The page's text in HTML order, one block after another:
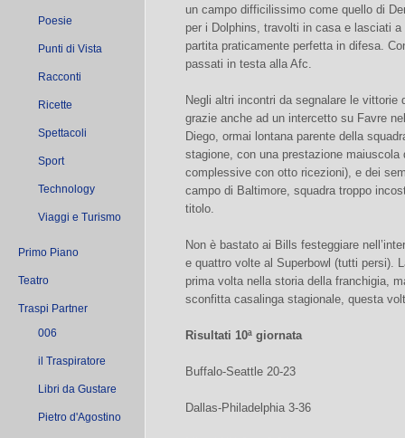
Poesie
Punti di Vista
Racconti
Ricette
Spettacoli
Sport
Technology
Viaggi e Turismo
Primo Piano
Teatro
Traspi Partner
006
il Traspiratore
Libri da Gustare
Pietro d'Agostino
un campo difficilissimo come quello di
per i Dolphins, travolti in casa e lasciati
partita praticamente perfetta in difesa.
passati in testa alla Afc.
Negli altri incontri da segnalare le
grazie anche ad un intercetto su Favre
Diego, ormai lontana parente della
stagione, con una prestazione maiuscola
complessive con otto ricezioni), e dei
campo di Baltimore, squadra troppo
titolo.
Non è bastato ai Bills festeggiare
e quattro volte al Superbowl (tutti persi).
prima volta nella storia della franchigia,
sconfitta casalinga stagionale, questa
Risultati 10ª giornata
Buffalo-Seattle 20-23
Dallas-Philadelphia 3-36